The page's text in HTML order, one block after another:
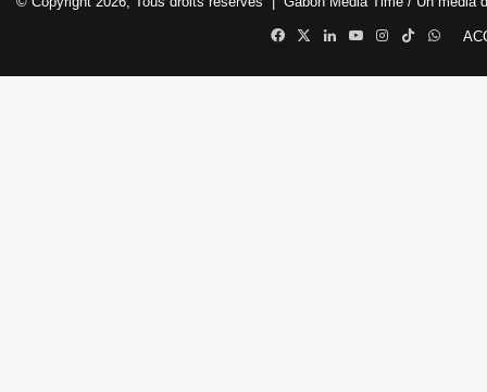
Facebook
X LinkedinYouTubeInstagram
TikTok